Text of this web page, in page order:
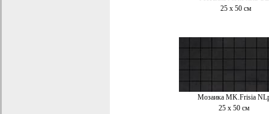
25 x 50 см
Мозаика MK.Frisia
25 x 50 см